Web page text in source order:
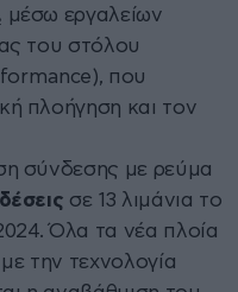
εργαλείων
του στόλου
που
πλοήγηση και τον
σύνδεσης με ρεύμα
σε 13 λιμάνια το
Όλα τα νέα πλοία
την τεχνολογία